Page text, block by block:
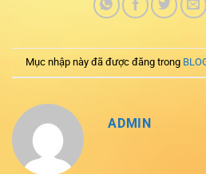
Mục nhập này đã được đăng trong
ADMIN